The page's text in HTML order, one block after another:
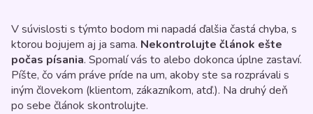
V súvislosti s týmto bodom mi napadá ďalšia častá chyba, s
ktorou bojujem aj ja sama. Nekontrolujte článok ešte
počas písania. Spomalí vás to alebo dokonca úplne zastaví.
Píšte, čo vám práve príde na um, akoby ste sa rozprávali s
iným človekom (klientom, zákazníkom, atď.). Na druhý deň
po sebe článok skontrolujte.